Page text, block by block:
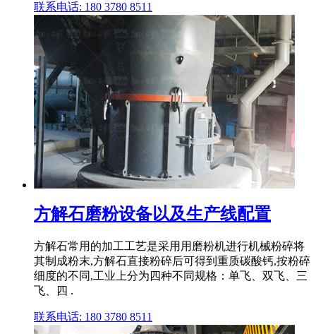
联系电话: 180 3780 8511
方解石磨粉设备以及生产线配置
方解石常用的加工工艺是采用用磨粉机进行机械粉碎将
其制成粉末,方解石直接粉碎后可得到重质碳酸钙,按粉碎
细度的不同,工业上分为四种不同规格：单飞、双飞、三
飞、四 .
联系电话: 180 3780 8511